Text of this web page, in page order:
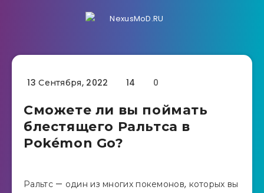
13 Сентября, 2022 14 0
Сможете ли вы поймать
блестящего Ральтса в
Pokémon Go?
Ральтс — один из многих покемонов, которых вы